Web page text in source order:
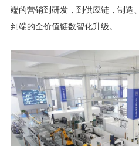
端的营销到研发，到供应链，制造
到端的全价值链数智化升级。